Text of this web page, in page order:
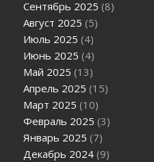
Сентябрь 2025 (8)
Август 2025 (5)
Июль 2025 (4)
Июнь 2025 (4)
Май 2025 (13)
Апрель 2025 (15)
Март 2025 (10)
Февраль 2025 (3)
Январь 2025 (7)
Декабрь 2024 (9)